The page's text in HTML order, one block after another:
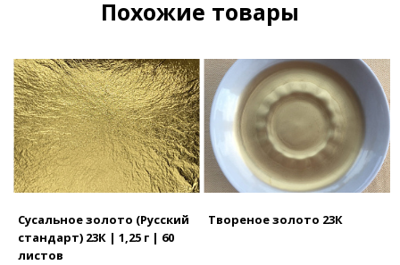
Похожие товары
Сусальное золото (Русский
стандарт) 23К | 1,25 г | 60
листов
Твореное золото 23К